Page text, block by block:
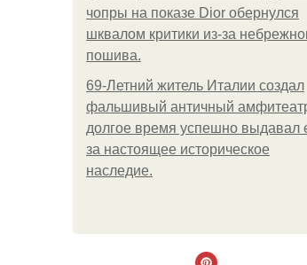
чопры на показе Dior обернулся
шквалом критики из-за
пошива.
69-Летний житель Италии создал
фальшивый античный
долгое время успешно выдавал
за настоящее историческое
наследие.